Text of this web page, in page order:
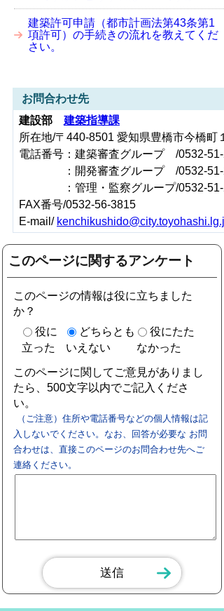
建築許可申請（都市計画法第43条第1
項許可）の手続きの流れを教えてくだ
さい。
お問合わせ先
建設部 建築指導課
所在地/〒440-8501 愛知県豊橋市今橋町
電話番号：建築審査グループ /0532-51-
：開発審査グループ /0532-51-
：管理・監察グループ/0532-51-
FAX番号/0532-56-3815
E-mail/
このページに関するアンケート
このページの情報は役に立ちました
か？
役に
立った
どちらとも
いえない
役にたた
なかった
このページに関してご意見がありまし
たら、500文字以内でご記入くださ
い。
（ご注意）住所や電話番号などの個人情報は記
入しないでください。なお、回答が必要な お問
合わせは、直接このページのお問合わせ先へご
連絡ください。